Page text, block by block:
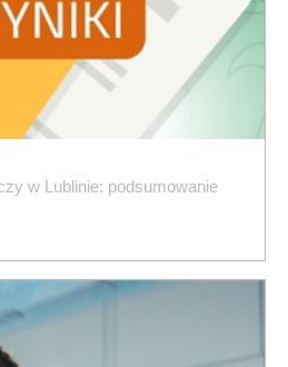
w Lublinie: podsumowanie